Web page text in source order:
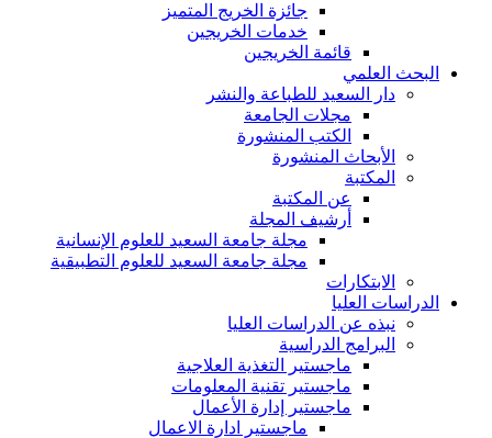
جائزة الخريج المتميز
خدمات الخريجين
قائمة الخريجين
البحث العلمي
دار السعيد للطباعة والنشر
مجلات الجامعة
الكتب المنشورة
الأبحاث المنشورة
المكتبة
عن المكتبة
أرشيف المجلة
مجلة جامعة السعيد للعلوم الإنسانية
مجلة جامعة السعيد للعلوم التطبيقية
الابتكارات
الدراسات العليا
نبذه عن الدراسات العليا
البرامج الدراسية
ماجستير التغذية العلاجية
ماجستير تقنية المعلومات
ماجستير إدارة الأعمال
ماجستير ادارة الاعمال